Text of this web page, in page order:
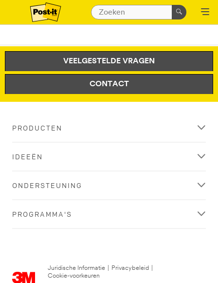
VEELGESTELDE VRAGEN
CONTACT
PRODUCTEN
IDEEËN
ONDERSTEUNING
PROGRAMMA'S
Juridische Informatie Privacybeleid
Cookie-voorkeuren